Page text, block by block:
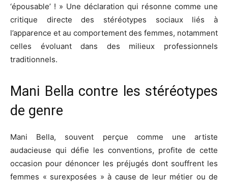
‘épousable’ ! » Une déclaration qui résonne comme une
critique directe des stéréotypes sociaux liés à
l’apparence et au comportement des femmes, notamment
celles évoluant dans des milieux professionnels
traditionnels.
Mani Bella contre les stéréotypes
de genre
Mani Bella, souvent perçue comme une artiste
audacieuse qui défie les conventions, profite de cette
occasion pour dénoncer les préjugés dont souffrent les
femmes « surexposées » à cause de leur métier ou de